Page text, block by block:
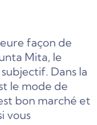
façon de
Mita, le
Dans la
le mode de
bon marché et
vous